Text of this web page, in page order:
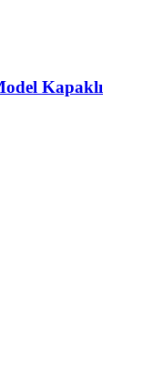
Kapaklı